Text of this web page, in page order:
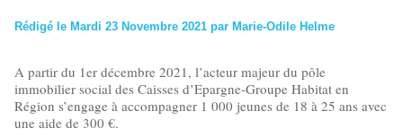
Rédigé le Mardi 23 Novembre 2021 par Marie-Odile Helme
A partir du 1er décembre 2021, l’acteur majeur du pôle
immobilier social des Caisses d’Epargne-Groupe Habitat en
Région s’engage à accompagner 1 000 jeunes de 18 à 25 ans avec
une aide de 300 €.